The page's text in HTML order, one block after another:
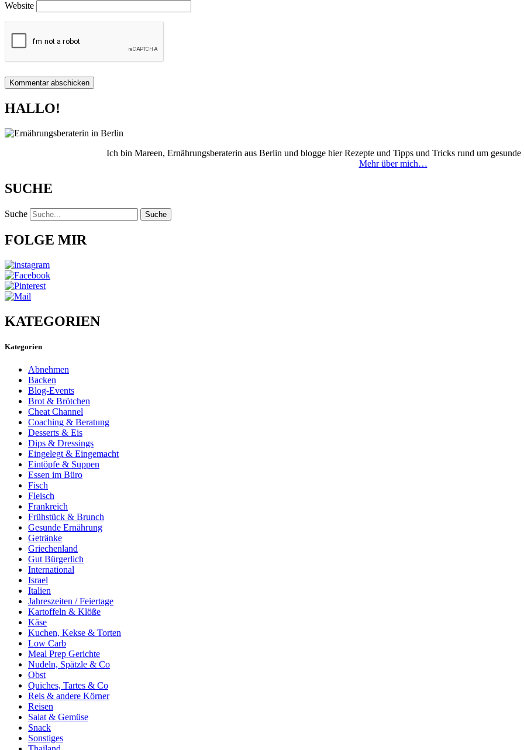
Website
HALLO!
Ich bin Mareen, Ernährungsberaterin aus Berlin und blogge hier Rezepte und Tipps und Tricks rund um
Mehr über mich…
SUCHE
Suche Suche
FOLGE MIR
KATEGORIEN
Kategorien
Abnehmen
Backen
Blog-Events
Brot & Brötchen
Cheat Channel
Coaching & Beratung
Desserts & Eis
Dips & Dressings
Eingelegt & Eingemacht
Eintöpfe & Suppen
Essen im Büro
Fisch
Fleisch
Frankreich
Frühstück & Brunch
Gesunde Ernährung
Getränke
Griechenland
Gut Bürgerlich
International
Israel
Italien
Jahreszeiten / Feiertage
Kartoffeln & Klöße
Käse
Kuchen, Kekse & Torten
Low Carb
Meal Prep Gerichte
Nudeln, Spätzle & Co
Obst
Quiches, Tartes & Co
Reis & andere Körner
Reisen
Salat & Gemüse
Snack
Sonstiges